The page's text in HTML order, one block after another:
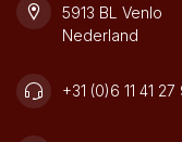
5913 BL Venlo
Nederland
+31 (0)6 11 41 27